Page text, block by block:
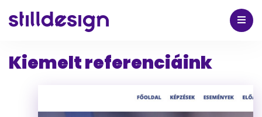
Kiemelt referenciáink